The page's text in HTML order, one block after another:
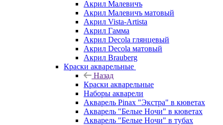
Акрил Малевичъ
Акрил Малевичъ матовый
Акрил Vista-Artista
Акрил Гамма
Акрил Decola глянцевый
Акрил Decola матовый
Акрил Brauberg
Краски акварельные
Назад
Краски акварельные
Наборы акварели
Акварель Pinax "Экстра" в кюветах
Акварель "Белые Ночи" в кюветах
Акварель "Белые Ночи" в тубах